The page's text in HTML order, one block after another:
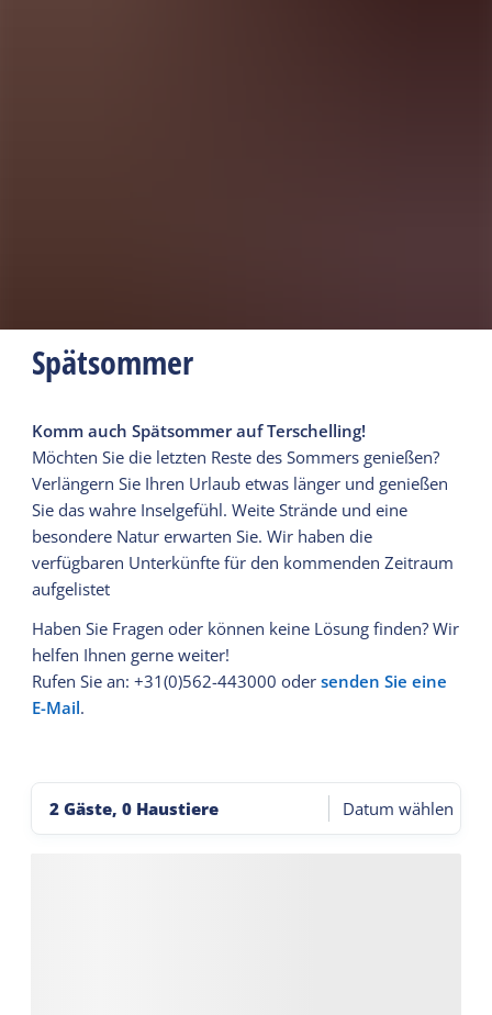
Spätsommer
Komm auch Spätsommer auf Terschelling!
Möchten Sie die letzten Reste des Sommers genießen?
Verlängern Sie Ihren Urlaub etwas länger und genießen
Sie das wahre Inselgefühl. Weite Strände und eine
besondere Natur erwarten Sie. Wir haben die
verfügbaren Unterkünfte für den kommenden Zeitraum
aufgelistet
Haben Sie Fragen oder können keine Lösung finden? Wir
helfen Ihnen gerne weiter!
Rufen Sie an: +31(0)562-443000 odersenden Sie eine
E-Mail.
2 Gäste, 0 Haustiere Datum wählen